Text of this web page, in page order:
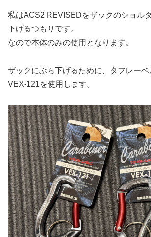
私はACS2 REVISEDをザックのショル
下げるつもりです。
なので本体のみの使用となります。
ザックにぶら下げるために、タフレー
VEX-121を使用します。